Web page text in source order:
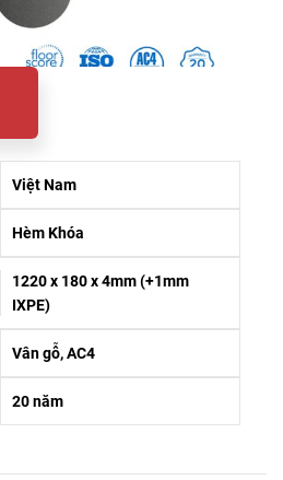
Việt Nam
Hèm Khóa
1220 x 180 x 4mm (+1mm
IXPE)
Vân gỗ, AC4
20 năm